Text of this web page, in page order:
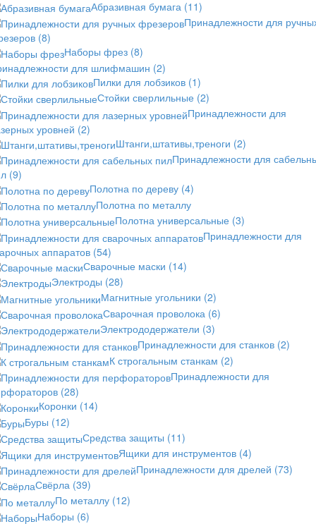
Абразивная бумага (11)
Принадлежности для
(8)
Наборы фрез (8)
для шлифмашин (2)
Пилки для лобзиков (1)
Стойки сверлильные (2)
Принадлежности для
уровней (2)
Штанги,штативы,треноги (2)
Принадлежности для
(9)
Полотна по дереву (4)
Полотна по металлу
Полотна универсальные (3)
Принадлежности для
аппаратов (54)
Сварочные маски (14)
Электроды (28)
Магнитные угольники (2)
Сварочная проволока (6)
Электрододержатели (3)
Принадлежности для станков (2)
К строгальным станкам (2)
Принадлежности для
(28)
Коронки (14)
Буры (12)
Средства защиты (11)
Ящики для инструментов (4)
Принадлежности для дрелей (73)
Свёрла (39)
По металлу (12)
Наборы (6)